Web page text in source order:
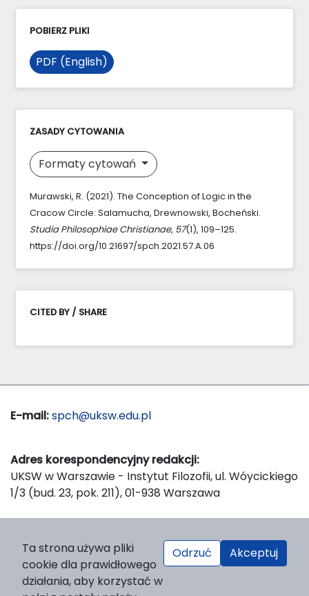
POBIERZ PLIKI
PDF (English)
ZASADY CYTOWANIA
Formaty cytowań
Murawski, R. (2021). The Conception of Logic in the
Cracow Circle: Salamucha, Drewnowski, Bocheński.
Studia Philosophiae Christianae, 57(1), 109–125.
https://doi.org/10.21697/spch.2021.57.A.06
CITED BY / SHARE
E-mail:spch@uksw.edu.pl
Adres korespondencyjny redakcji:
UKSW w Warszawie - Instytut Filozofii, ul. Wóycickiego
1/3 (bud. 23, pok. 211), 01-938 Warszawa
Wydawnictwo Naukowe UKSW, ul. Dewajtis 5, domek
nr 2, 01-815 Warszawa
Strona WWW Wydawnictwa
Ta strona używa pliki
cookie dla prawidłowego
działania, aby korzystać w
Odrzuć Akceptuj